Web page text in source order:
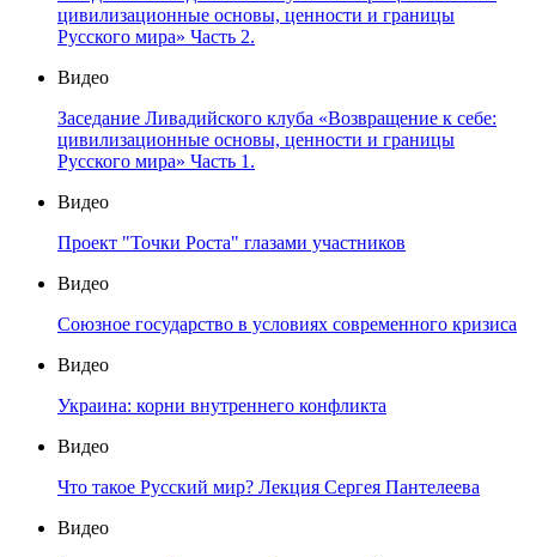
цивилизационные основы, ценности и границы
Русского мира» Часть 2.
Видео
Заседание Ливадийского клуба «Возвращение к себе:
цивилизационные основы, ценности и границы
Русского мира» Часть 1.
Видео
Проект "Точки Роста" глазами участников
Видео
Союзное государство в условиях современного кризиса
Видео
Украина: корни внутреннего конфликта
Видео
Что такое Русский мир? Лекция Сергея Пантелеева
Видео